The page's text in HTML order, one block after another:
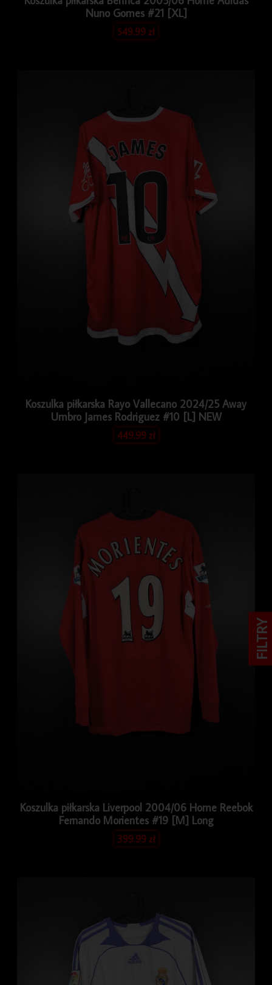
Nuno Gomes #21 [XL]
549.99zł
Koszulka piłkarska Rayo Vallecano 2024/25 Away
Umbro James Rodriguez #10 [L] NEW
449.99zł
Koszulka piłkarska Liverpool 2004/06 Home Reebok
Fernando Morientes #19 [M] Long
399.99zł
FILTRY